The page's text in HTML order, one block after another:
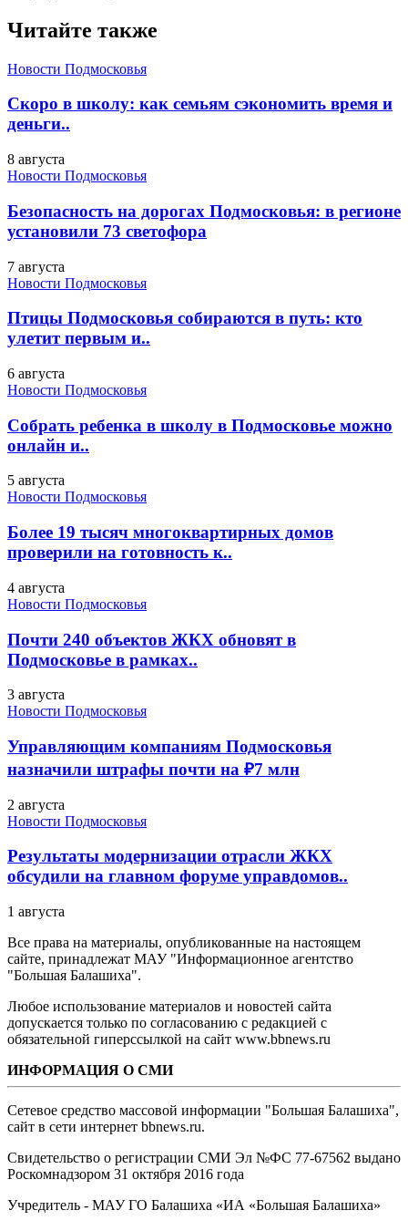
Читайте также
Новости Подмосковья
Скоро в школу: как семьям сэкономить время и
деньги..
8 августа
Новости Подмосковья
Безопасность на дорогах Подмосковья: в регионе
установили 73 светофора
7 августа
Новости Подмосковья
Птицы Подмосковья собираются в путь: кто
улетит первым и..
6 августа
Новости Подмосковья
Собрать ребенка в школу в Подмосковье можно
онлайн и..
5 августа
Новости Подмосковья
Более 19 тысяч многоквартирных домов
проверили на готовность к..
4 августа
Новости Подмосковья
Почти 240 объектов ЖКХ обновят в
Подмосковье в рамках..
3 августа
Новости Подмосковья
Управляющим компаниям Подмосковья
назначили штрафы почти на ₽7 млн
2 августа
Новости Подмосковья
Результаты модернизации отрасли ЖКХ
обсудили на главном форуме управдомов..
1 августа
Все права на материалы, опубликованные на настоящем
сайте, принадлежат МАУ "Информационное агентство
"Большая Балашиха".
Любое использование материалов и новостей сайта
допускается только по согласованию с редакцией с
обязательной гиперссылкой на сайт www.bbnews.ru
ИНФОРМАЦИЯ О СМИ
Сетевое средство массовой информации "Большая Балашиха",
сайт в сети интернет bbnews.ru.
Свидетельство о регистрации СМИ Эл №ФС ‎77-67562 выдано
Роскомнадзором 31 октября 2016 года
Учредитель - МАУ ГО Балашиха «ИА «Большая Балашиха»